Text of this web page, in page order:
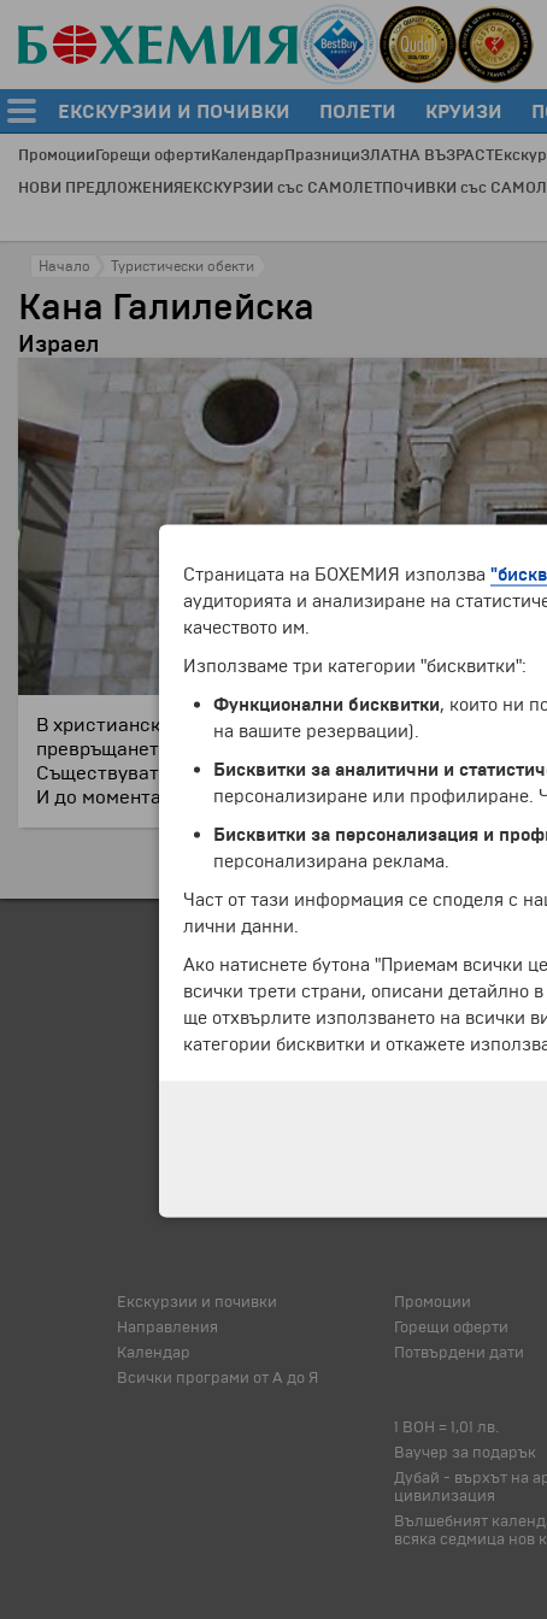
ЕКСКУРЗИИ И ПОЧИВКИ ПОЛЕТИ КРУИЗИ
ПромоцииГорещи офертиКалендарПразнициЗЛАТНА ВЪЗРАСТ
НОВИ ПРЕДЛОЖЕНИЯЕКСКУРЗИИ със САМОЛЕТПОЧИВКИ със
Начало Туристически обекти
Кана Галилейска
Израел
В христианския Нов завет няколко пъти се
превръщането на водата във вино на една сватба.
Съществуват много теории, къде точно се намира
И до момента вярващите имат различни
Екскурзии и почивки
Направления
Календар
Всички програми от А до Я
Промоции
Горещи оферти
Потвърдени дати
1 BOH = 1,01 лв.
Ваучер за подарък
Дубай - върхът на
цивилизация
Вълшебният
всяка седмица нов
Страницата на БОХЕМИЯ използва
аудиторията и анализиране на
качеството им.
Използваме три категории "бисквитки":
Функционални бисквитки, които ни
на вашите резервации).
Бисквитки за аналитични и
персонализиране или профилиране.
Бисквитки за персонализация и
персонализирана реклама.
Част от тази информация се споделя с
лични данни.
Ако натиснете бутона "Приемам всички
всички трети страни, описани детайлно в
ще отхвърлите използването на всички
категории бисквитки и откажете